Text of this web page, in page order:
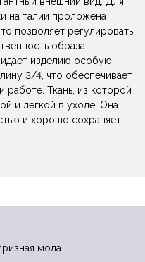
на талии проложена
позволяет регулировать
образа.
изделию особую
3/4, что обеспечивает
Ткань, из которой
и легкой в уходе. Она
и хорошо сохраняет
мода